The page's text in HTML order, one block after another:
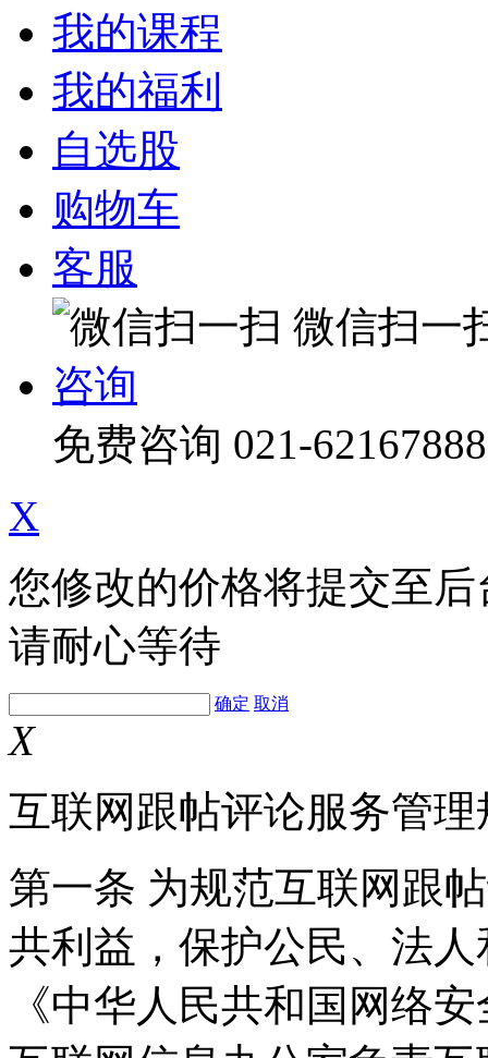
我的课程
我的福利
自选股
购物车
客服
微信扫一
咨询
免费咨询 021-62167888
X
您修改的价格将提交至
请耐心等待
确定 取消
X
互联网跟帖评论服务管理
第一条 为规范互联网跟
共利益，保护公民、法
《中华人民共和国网络